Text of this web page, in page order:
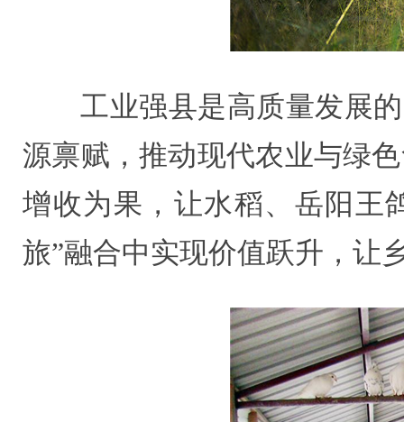
工业强县是高质量发展
源禀赋，推动现代农业与绿
增收为果，让水稻、岳阳王
旅”融合中实现价值跃升，让